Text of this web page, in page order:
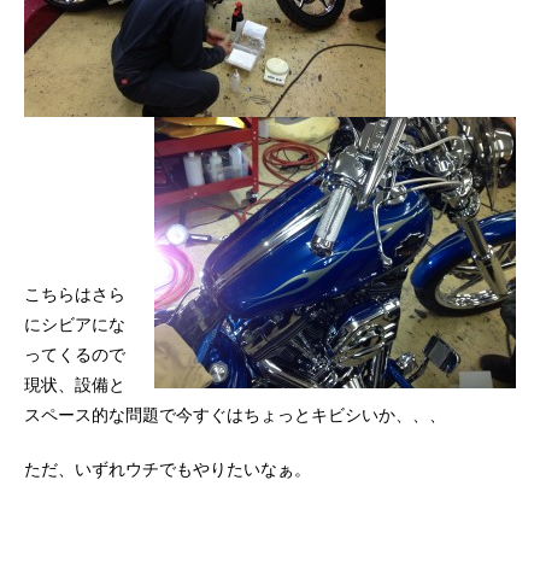
こちらはさら
にシビアにな
ってくるので
現状、設備と
スペース的な問題で今すぐはちょっとキビシいか、、、
ただ、いずれウチでもやりたいなぁ。